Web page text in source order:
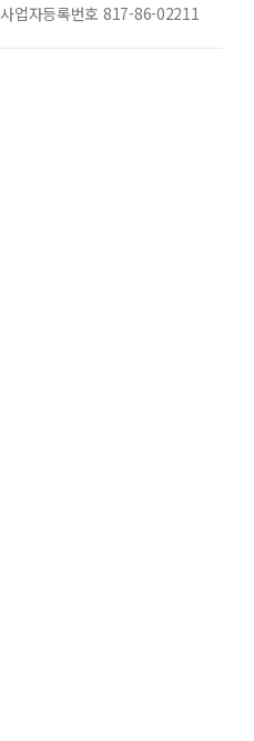
사업자등록번호 817-86-02211